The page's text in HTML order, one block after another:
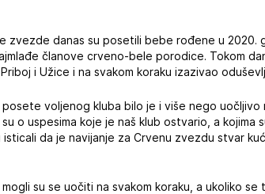
zvezde danas su posetili bebe rođene u
članove crveno-bele porodice. Tokom
i Užice i na svakom koraku izazivao
voljenog kluba bilo je i više nego uočljivo
o uspesima koje je naš klub ostvario, a kojima
isticali da je navijanje za Crvenu zvezdu stvar
su se uočiti na svakom koraku, a ukoliko